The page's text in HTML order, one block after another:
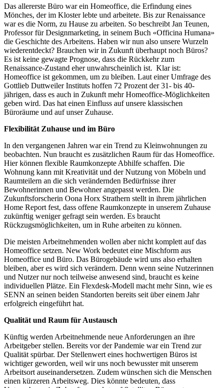
Das allererste Büro war ein Homeoffice, die Erfindung eines
Mönches, der im Kloster lebte und arbeitete. Bis zur Renaissance
war es die Norm, zu Hause zu arbeiten. So beschreibt Jan Teunen,
Professor für Designmarketing, in seinem Buch «Officina Humana»
die Geschichte des Arbeitens. Haben wir nun also unsere Wurzeln
wiederentdeckt? Brauchen wir in Zukunft überhaupt noch Büros?
Es ist keine gewagte Prognose, dass die Rückkehr zum
Renaissance-Zustand eher unwahrscheinlich ist. Klar ist:
Homeoffice ist gekommen, um zu bleiben. Laut einer Umfrage des
Gottlieb Duttweiler Instituts hoffen 72 Prozent der 31- bis 40-
jährigen, dass es auch in Zukunft mehr Homeoffice-Möglichkeiten
geben wird. Das hat einen Einfluss auf unsere klassischen
Büroräume und auf unser Zuhause.
Flexibilität Zuhause und im Büro
In den vergangenen Jahren war ein Trend zu Kleinwohnungen zu
beobachten. Nun braucht es zusätzlichen Raum für das Homeoffice.
Hier können flexible Raumkonzepte Abhilfe schaffen. Die
Wohnung kann mit Kreativität und der Nutzung von Möbeln und
Raumteilern an die sich verändernden Bedürfnisse ihrer
Bewohnerinnen und Bewohner angepasst werden. Die
Zukunftsforscherin Oona Horx Strathern stellt in ihrem jährlichen
Home Report fest, dass offene Raumkonzepte in unserem Zuhause
zukünftig weniger gefragt sein werden. Es braucht
Rückzugsmöglichkeiten, um in Ruhe arbeiten zu können.
Die meisten Arbeitnehmenden wollen aber nicht komplett auf das
Homeoffice setzen. New Work bedeutet eine Mischform aus
Homeoffice und Büro. Das Bürogebäude wird uns also erhalten
bleiben, aber es wird sich verändern. Denn wenn seine Nutzerinnen
und Nutzer nur noch teilweise anwesend sind, braucht es keine
individuellen Plätze. Ein Flexdesk-Modell macht mehr Sinn, wie es
SENN an seinen beiden Standorten bereits seit über einem Jahr
erfolgreich eingeführt hat.
Qualität und Raum für Austausch
Künftig werden Arbeitnehmende neue Anforderungen an ihre
Arbeitgeber stellen. Bereits vor der Pandemie war ein Trend zur
Qualität spürbar. Der Stellenwert eines hochwertigen Büros ist
wichtiger geworden, weil wir uns noch bewusster mit unserem
Arbeitsort auseinandersetzen. Zudem wünschen sich die Menschen
einen kürzeren Arbeitsweg. Dies könnte bedeuten, dass